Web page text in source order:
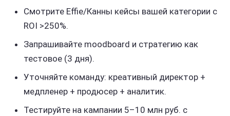
Смотрите Effie/Канны кейсы вашей категории с
ROI >250%.
Запрашивайте moodboard и стратегию как
тестовое (3 дня).
Уточняйте команду: креативный директор +
медпленер + продюсер + аналитик.
Тестируйте на кампании 5–10 млн руб. с